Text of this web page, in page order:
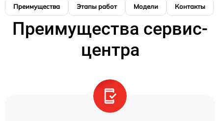
Преимущества Этапы работ Модели Контакты
Преимущества сервис-
центра